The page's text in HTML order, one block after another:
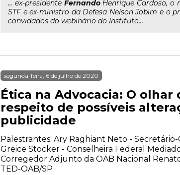
... ex-presidente FernandoHenrique Cardoso, o
STF e ex-ministro da Defesa Nelson Jobim e o
convidados do webinário do Instituto...
segunda-feira, 6 de julho de 2020
Ética na Advocacia: O olhar
respeito de possíveis
publicidade
Palestrantes: Ary Raghiant Neto -
Greice Stocker - Conselheira Federal
Corregedor Adjunto da OAB Nacional
TED-OAB/SP